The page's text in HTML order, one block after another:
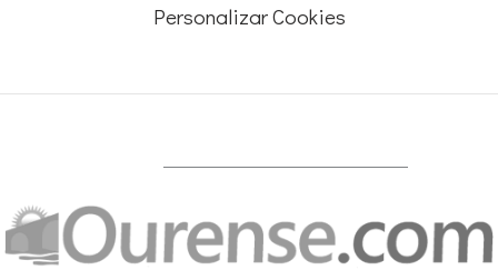
Personalizar Cookies